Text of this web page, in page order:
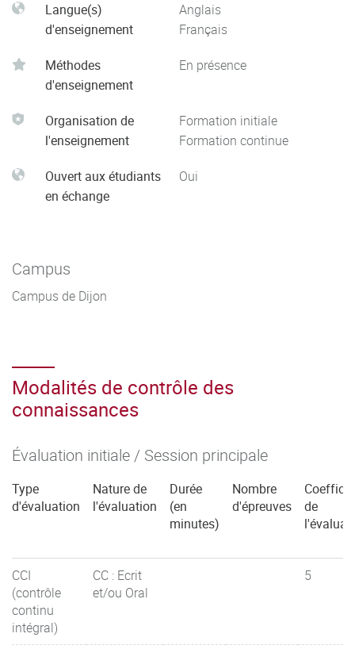
Langue(s)
d'enseignement
Anglais
Français
Méthodes
d'enseignement
En présence
Organisation de
l'enseignement
Formation initiale
Formation continue
Ouvert aux étudiants
en échange
Oui
Campus
Campus de Dijon
Modalités de contrôle des
connaissances
Évaluation initiale / Session principale
Type
d'évaluation
Nature de
l'évaluation
Durée
(en
minutes)
Nombre
d'épreuves
de
CCI
(contrôle
continu
intégral)
CC : Ecrit
et/ou Oral
5